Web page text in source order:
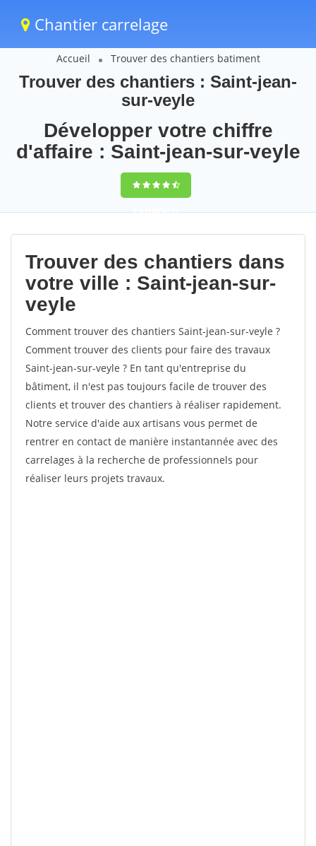
Chantier carrelage
Accueil Trouver des chantiers batiment
Trouver des chantiers : Saint-jean-
sur-veyle
Développer votre chiffre
d'affaire : Saint-jean-sur-veyle
9,5(100%)72
votes
Trouver des chantiers dans
votre ville : Saint-jean-sur-
veyle
Comment trouver des chantiers Saint-jean-sur-veyle ?
Comment trouver des clients pour faire des travaux
Saint-jean-sur-veyle ? En tant qu'entreprise du
bâtiment, il n'est pas toujours facile de trouver des
clients et trouver des chantiers à réaliser rapidement.
Notre service d'aide aux artisans vous permet de
rentrer en contact de manière instantannée avec des
carrelages à la recherche de professionnels pour
réaliser leurs projets travaux.